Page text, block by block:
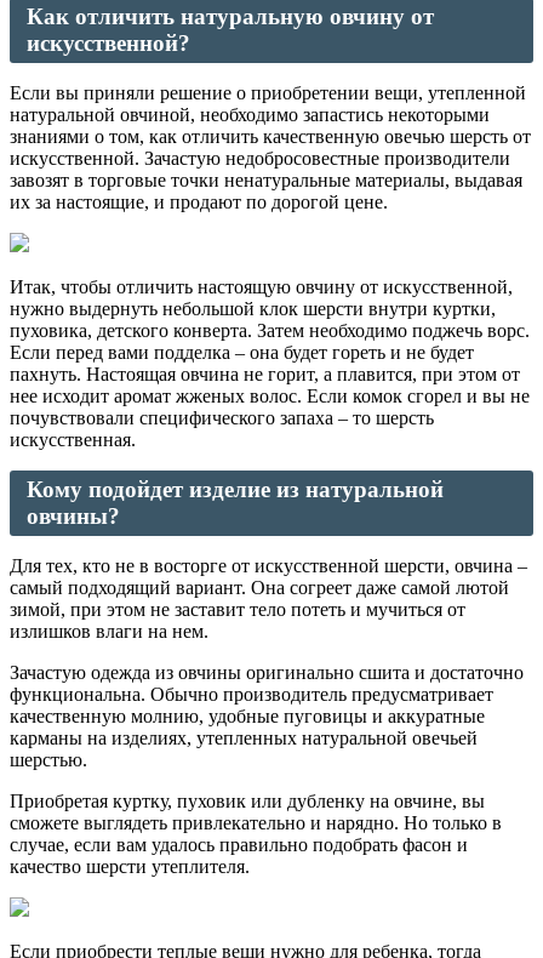
Как отличить натуральную овчину от
искусственной?
Если вы приняли решение о приобретении вещи, утепленной
натуральной овчиной, необходимо запастись некоторыми
знаниями о том, как отличить качественную овечью шерсть от
искусственной. Зачастую недобросовестные производители
завозят в торговые точки ненатуральные материалы, выдавая
их за настоящие, и продают по дорогой цене.
Итак, чтобы отличить настоящую овчину от искусственной,
нужно выдернуть небольшой клок шерсти внутри куртки,
пуховика, детского конверта. Затем необходимо поджечь ворс.
Если перед вами подделка – она будет гореть и не будет
пахнуть. Настоящая овчина не горит, а плавится, при этом от
нее исходит аромат жженых волос. Если комок сгорел и вы не
почувствовали специфического запаха – то шерсть
искусственная.
Кому подойдет изделие из натуральной
овчины?
Для тех, кто не в восторге от искусственной шерсти, овчина –
самый подходящий вариант. Она согреет даже самой лютой
зимой, при этом не заставит тело потеть и мучиться от
излишков влаги на нем.
Зачастую одежда из овчины оригинально сшита и достаточно
функциональна. Обычно производитель предусматривает
качественную молнию, удобные пуговицы и аккуратные
карманы на изделиях, утепленных натуральной овечьей
шерстью.
Приобретая куртку, пуховик или дубленку на овчине, вы
сможете выглядеть привлекательно и нарядно. Но только в
случае, если вам удалось правильно подобрать фасон и
качество шерсти утеплителя.
Если приобрести теплые вещи нужно для ребенка, тогда